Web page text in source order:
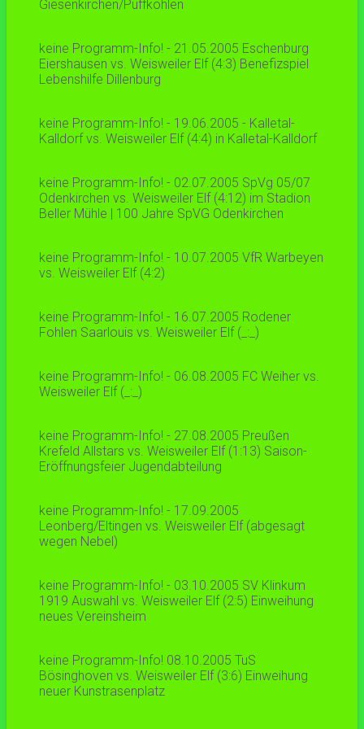
Giesenkirchen/Puffkohlen
keine Programm-Info! - 21.05.2005 Eschenburg
Eiershausen vs. Weisweiler Elf (4:3) Benefizspiel
Lebenshilfe Dillenburg
keine Programm-Info! - 19.06.2005 - Kalletal-
Kalldorf vs. Weisweiler Elf (4:4) in Kalletal-Kalldorf
keine Programm-Info! - 02.07.2005 SpVg 05/07
Odenkirchen vs. Weisweiler Elf (4:12) im Stadion
Beller Mühle | 100 Jahre SpVG Odenkirchen
keine Programm-Info! - 10.07.2005 VfR Warbeyen
vs. Weisweiler Elf (4:2)
keine Programm-Info! - 16.07.2005 Rodener
Fohlen Saarlouis vs. Weisweiler Elf (_:_)
keine Programm-Info! - 06.08.2005 FC Weiher vs.
Weisweiler Elf (_:_)
keine Programm-Info! - 27.08.2005 Preußen
Krefeld Allstars vs. Weisweiler Elf (1:13) Saison-
Eröffnungsfeier Jugendabteilung
keine Programm-Info! - 17.09.2005
Leonberg/Eltingen vs. Weisweiler Elf (abgesagt
wegen Nebel)
keine Programm-Info! - 03.10.2005 SV Klinkum
1919 Auswahl vs. Weisweiler Elf (2:5) Einweihung
neues Vereinsheim
keine Programm-Info! 08.10.2005 TuS
Bösinghoven vs. Weisweiler Elf (3:6) Einweihung
neuer Kunstrasenplatz